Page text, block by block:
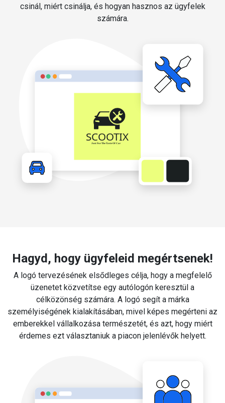
csinál, miért csinálja, és hogyan hasznos az ügyfelek
számára.
Hagyd, hogy ügyfeleid megértsenek!
A logó tervezésének elsődleges célja, hogy a megfelelő
üzenetet közvetítse egy autólogón keresztül a
célközönség számára. A logó segít a márka
személyiségének kialakításában, mivel képes megérteni az
emberekkel vállalkozása természetét, és azt, hogy miért
érdemes ezt választaniuk a piacon jelenlévők helyett.